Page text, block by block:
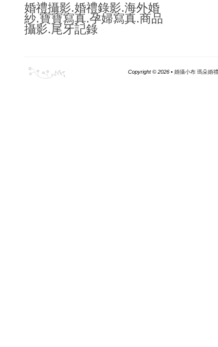
婚禮攝影.婚禮錄影.海外婚
紗.寶寶寫真.孕婦寫真.商品
攝影.尾牙記錄
Copyright © 2026 • 婚攝小布 瑪朵婚